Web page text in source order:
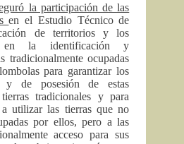
la participación de las
en el Estudio Técnico de
de territorios y los
en la identificación y
tradicionalmente ocupadas
para garantizar los
y de posesión de estas
tradicionales y para
a utilizar las tierras que no
por ellos, pero a las
acceso para sus